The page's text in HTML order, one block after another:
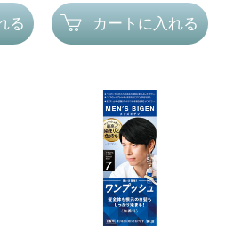
る カートに入れる